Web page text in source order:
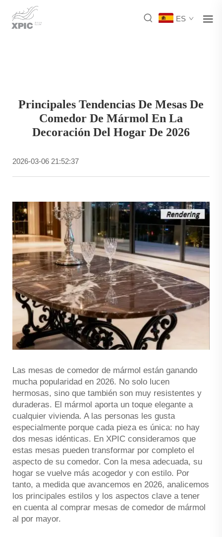
ES
Principales Tendencias De Mesas De
Comedor De Mármol En La
Decoración Del Hogar De 2026
2026-03-06 21:52:37
Las mesas de comedor de mármol están ganando
mucha popularidad en 2026. No solo lucen
hermosas, sino que también son muy resistentes y
duraderas. El mármol aporta un toque elegante a
cualquier vivienda. A las personas les gusta
especialmente porque cada pieza es única: no hay
dos mesas idénticas. En XPIC consideramos que
estas mesas pueden transformar por completo el
aspecto de su comedor. Con la mesa adecuada, su
hogar se vuelve más acogedor y con estilo. Por
tanto, a medida que avancemos en 2026, analicemos
los principales estilos y los aspectos clave a tener
en cuenta al comprar mesas de comedor de mármol
al por mayor.